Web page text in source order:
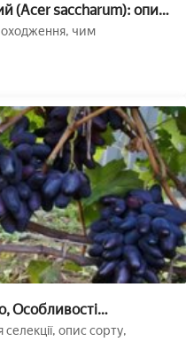
(Acer saccharum): опис,
посадка і догляд,
чим
Особливості
опис сорту,